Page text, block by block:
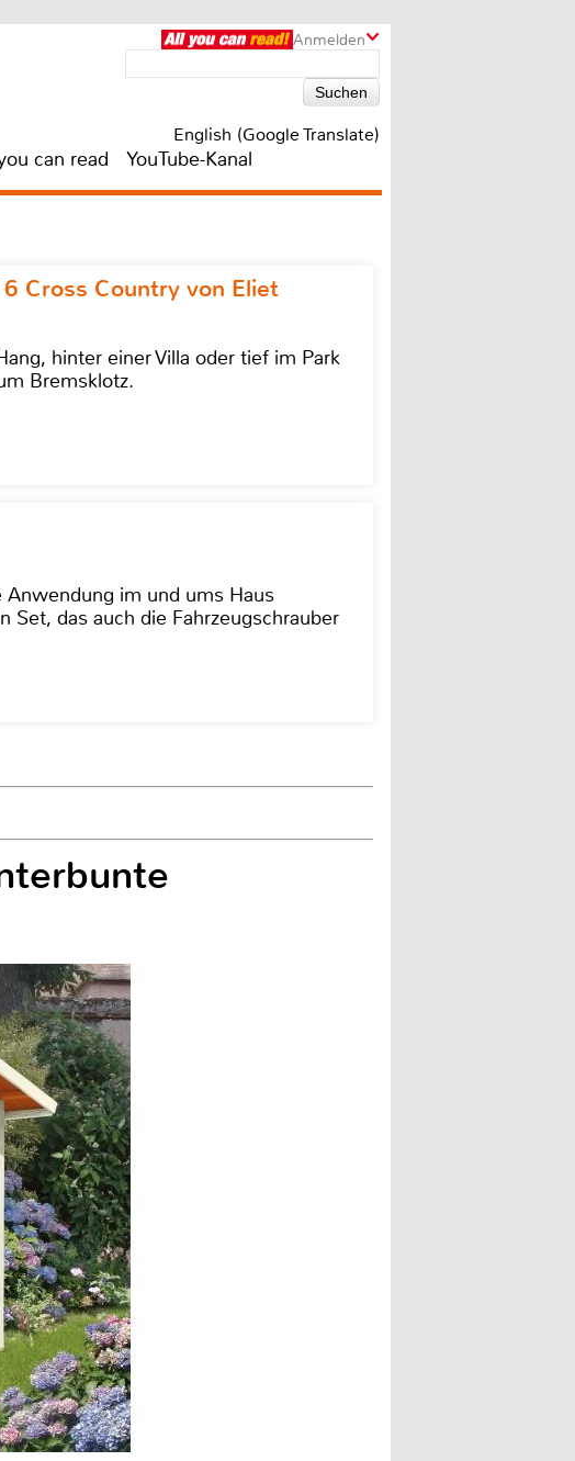
Anmelden
English (Google Translate)
can read YouTube-Kanal
Cross Country von Eliet
hinter einer Villa oder tief im Park
Bremsklotz.
Anwendung im und ums Haus
das auch die Fahrzeugschrauber